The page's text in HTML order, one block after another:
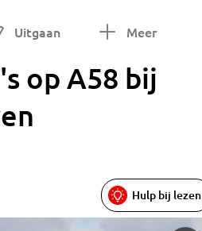
Uitgaan Meer
op A58 bij
Hulp bij lezen